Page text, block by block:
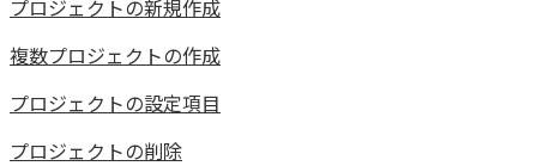
プロジェクトの新規作成
複数プロジェクトの作成
プロジェクトの設定項目
プロジェクトの削除